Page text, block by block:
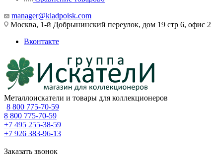
manager@kladpoisk.com
Москва, 1-й Добрынинский переулок, дом 19 стр 6, офис 2
Вконтакте
Металлоискатели и товары для коллекционеров
8 800 775-70-59
8 800 775-70-59
+7 495 255-38-59
+7 926 383-96-13
Заказать звонок